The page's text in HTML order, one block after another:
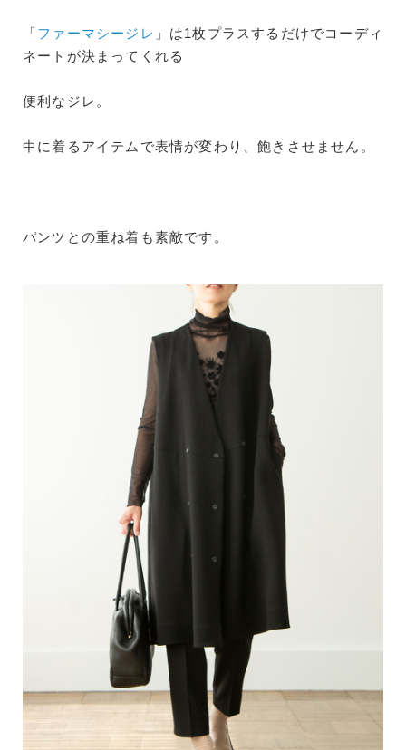
「ファーマシージレ 」は1枚プラスするだけでコーディ
ネートが決まってくれる
便利なジレ。
中に着るアイテムで表情が変わり、飽きさせません。
パンツとの重ね着も素敵です。